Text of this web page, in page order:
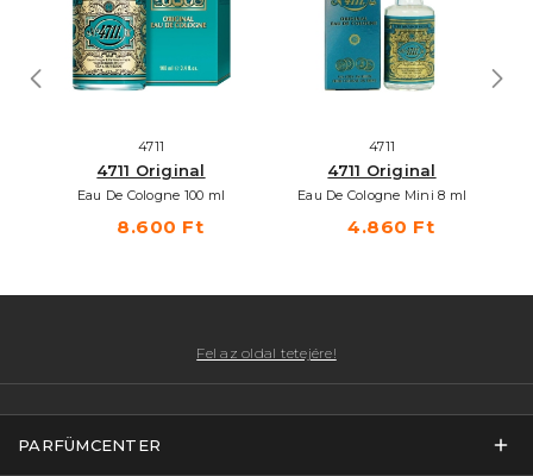
4711
4711 Original
Eau De Cologne 100 ml
8.600 Ft
4711
4711 Original
Eau De Cologne Mini 8 ml
4.860 Ft
Fel az oldal tetejére!
PARFÜMCENTER